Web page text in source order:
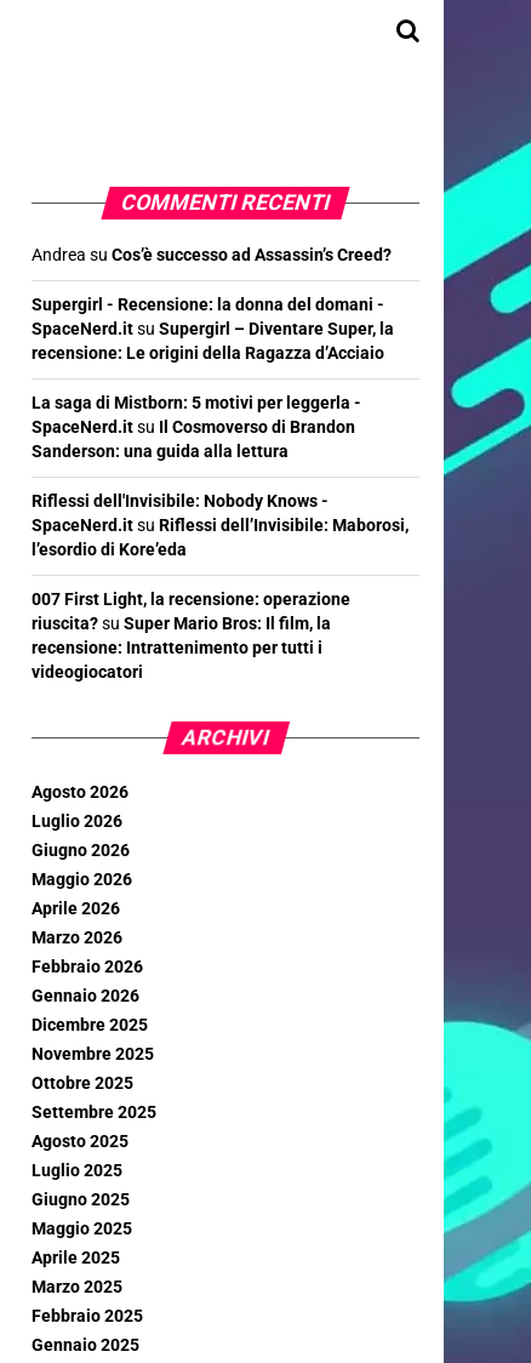
COMMENTI RECENTI
Andrea su Cos’è successo ad Assassin’s Creed?
Supergirl - Recensione: la donna del domani -
SpaceNerd.itsu Supergirl – Diventare Super, la
recensione: Le origini della Ragazza d’Acciaio
La saga di Mistborn: 5 motivi per leggerla -
SpaceNerd.itsu Il Cosmoverso di Brandon
Sanderson: una guida alla lettura
Riflessi dell'Invisibile: Nobody Knows -
SpaceNerd.itsu Riflessi dell’Invisibile: Maborosi,
l’esordio di Kore’eda
007 First Light, la recensione: operazione
riuscita?su Super Mario Bros: Il film, la
recensione: Intrattenimento per tutti i
videogiocatori
ARCHIVI
Agosto 2026
Luglio 2026
Giugno 2026
Maggio 2026
Aprile 2026
Marzo 2026
Febbraio 2026
Gennaio 2026
Dicembre 2025
Novembre 2025
Ottobre 2025
Settembre 2025
Agosto 2025
Luglio 2025
Giugno 2025
Maggio 2025
Aprile 2025
Marzo 2025
Febbraio 2025
Gennaio 2025